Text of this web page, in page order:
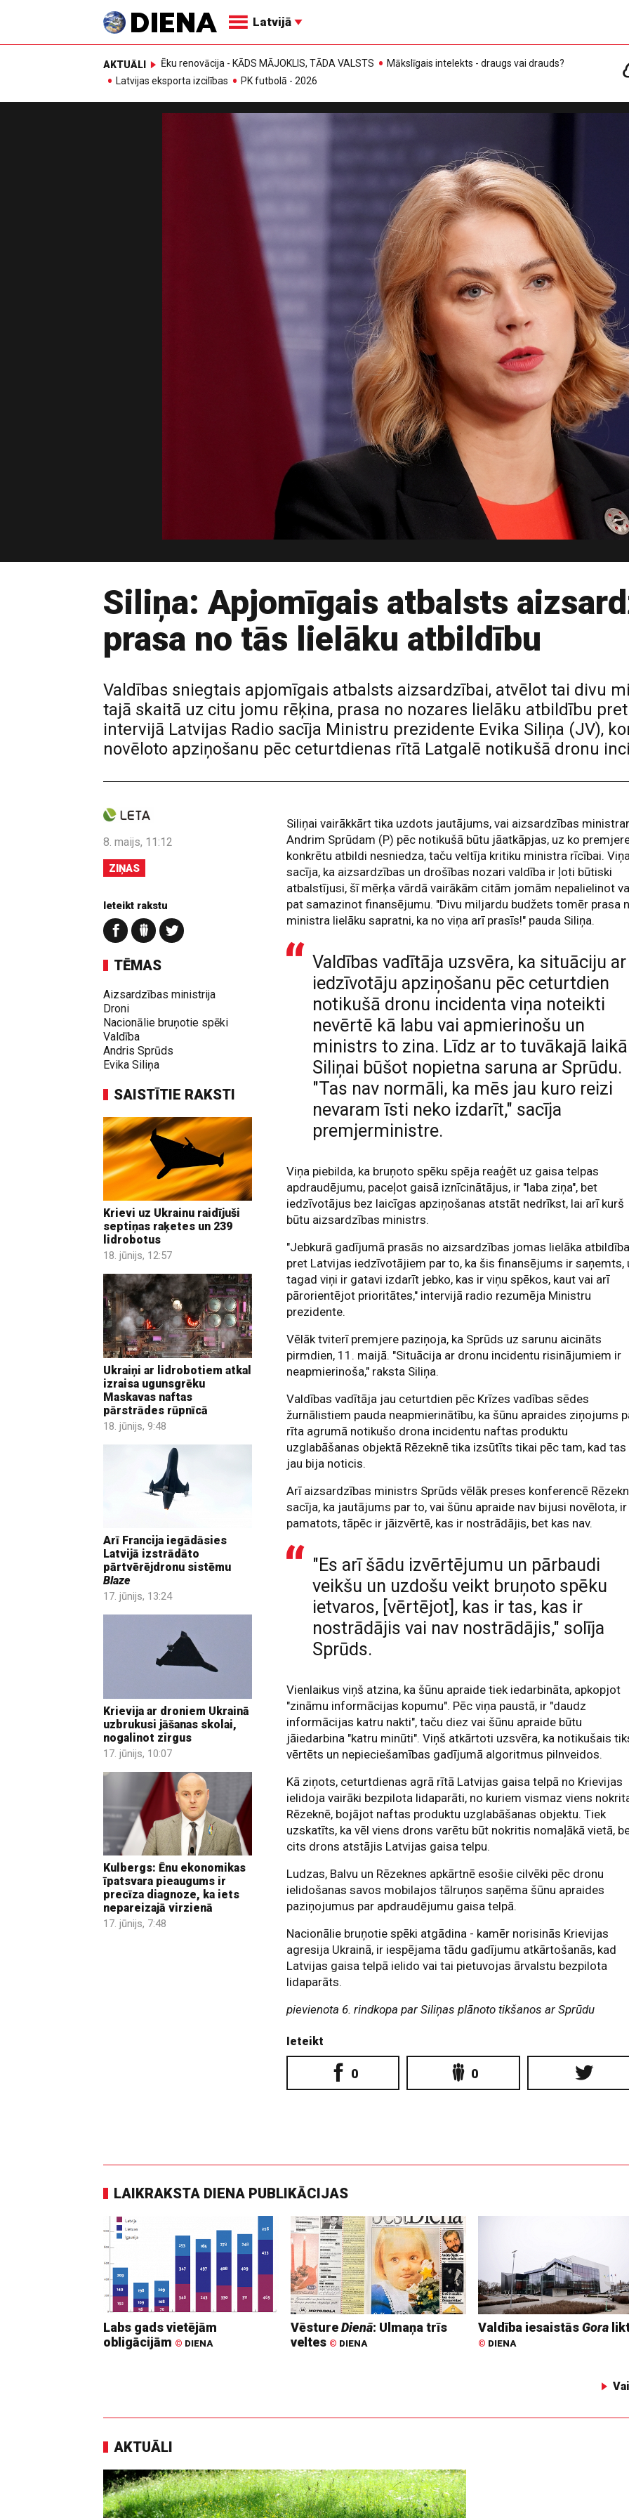
Latvijā
AKTUĀLI Ēku renovācija - KĀDS MĀJOKLIS, TĀDA VALSTS
Mākslīgais intelekts - draugs vai drauds?
Latvijas eksporta izcilības
PK futbolā - 2026
Siliņa: Apjomīgais atbalsts
prasa no tās lielāku atbildību
Valdības sniegtais apjomīgais atbalsts aizsardzībai, atvēlot tai divu
tajā skaitā uz citu jomu rēķina, prasa no nozares lielāku atbildību
intervijā Latvijas Radio sacīja Ministru prezidente Evika Siliņa (JV),
novēloto apziņošanu pēc ceturtdienas rītā Latgalē notikušā dronu
8. maijs, 11:12
ZIŅAS
Ieteikt rakstu
TĒMAS
Aizsardzības ministrija
Droni
Nacionālie bruņotie spēki
Valdība
Andris Sprūds
Evika Siliņa
SAISTĪTIE RAKSTI
Krievi uz Ukrainu raidījuši
septiņas raķetes un 239
lidrobotus
18. jūnijs, 12:57
Ukraiņi ar lidrobotiem atkal
izraisa ugunsgrēku
Maskavas naftas
pārstrādes rūpnīcā
18. jūnijs, 9:48
Arī Francija iegādāsies
Latvijā izstrādāto
pārtvērējdronu sistēmu
Blaze
17. jūnijs, 13:24
Krievija ar droniem Ukrainā
uzbrukusi jāšanas skolai,
nogalinot zirgus
17. jūnijs, 10:07
Kulbergs: Ēnu ekonomikas
īpatsvara pieaugums ir
precīza diagnoze, ka iets
nepareizajā virzienā
17. jūnijs, 7:48
Siliņai vairākkārt tika uzdots jautājums, vai aizsardzības
Andrim Sprūdam (P) pēc notikušā būtu jāatkāpjas, uz ko
konkrētu atbildi nesniedza, taču veltīja kritiku ministra rīcībai.
sacīja, ka aizsardzības un drošības nozari valdība ir ļoti būtiski
atbalstījusi, šī mērķa vārdā vairākām citām jomām nepalielinot
pat samazinot finansējumu. "Divu miljardu budžets tomēr prasa
ministra lielāku sapratni, ka no viņa arī prasīs!" pauda Siliņa.
Valdības vadītāja uzsvēra, ka situāciju ar
iedzīvotāju apziņošanu pēc ceturtdien
notikušā dronu incidenta viņa noteikti
nevērtē kā labu vai apmierinošu un
ministrs to zina. Līdz ar to tuvākajā laikā
Siliņai būšot nopietna saruna ar Sprūdu.
"Tas nav normāli, ka mēs jau kuro reizi
nevaram īsti neko izdarīt," sacīja
premjerministre.
Viņa piebilda, ka bruņoto spēku spēja reaģēt uz gaisa telpas
apdraudējumu, paceļot gaisā iznīcinātājus, ir "laba ziņa", bet
iedzīvotājus bez laicīgas apziņošanas atstāt nedrīkst, lai arī kurš
būtu aizsardzības ministrs.
"Jebkurā gadījumā prasās no aizsardzības jomas lielāka atbildība
pret Latvijas iedzīvotājiem par to, ka šis finansējums ir saņemts,
tagad viņi ir gatavi izdarīt jebko, kas ir viņu spēkos, kaut vai arī
pārorientējot prioritātes," intervijā radio rezumēja Ministru
prezidente.
Vēlāk tviterī premjere paziņoja, ka Sprūds uz sarunu aicināts
pirmdien, 11. maijā. "Situācija ar dronu incidentu risinājumiem ir
neapmierinoša," raksta Siliņa.
Valdības vadītāja jau ceturtdien pēc Krīzes vadības sēdes
žurnālistiem pauda neapmierinātību, ka šūnu apraides ziņojums
rīta agrumā notikušo drona incidentu naftas produktu
uzglabāšanas objektā Rēzeknē tika izsūtīts tikai pēc tam, kad tas
jau bija noticis.
Arī aizsardzības ministrs Sprūds vēlāk preses konferencē
sacīja, ka jautājums par to, vai šūnu apraide nav bijusi novēlota, ir
pamatots, tāpēc ir jāizvērtē, kas ir nostrādājis, bet kas nav.
"Es arī šādu izvērtējumu un pārbaudi
veikšu un uzdošu veikt bruņoto spēku
ietvaros, [vērtējot], kas ir tas, kas ir
nostrādājis vai nav nostrādājis," solīja
Sprūds.
Vienlaikus viņš atzina, ka šūnu apraide tiek iedarbināta, apkopjot
"zināmu informācijas kopumu". Pēc viņa paustā, ir "daudz
informācijas katru nakti", taču diez vai šūnu apraide būtu
jāiedarbina "katru minūti". Viņš atkārtoti uzsvēra, ka notikušais
vērtēts un nepieciešamības gadījumā algoritmus pilnveidos.
Kā ziņots, ceturtdienas agrā rītā Latvijas gaisa telpā no Krievijas
ielidoja vairāki bezpilota lidaparāti, no kuriem vismaz viens
Rēzeknē, bojājot naftas produktu uzglabāšanas objektu. Tiek
uzskatīts, ka vēl viens drons varētu būt nokritis nomaļākā vietā,
cits drons atstājis Latvijas gaisa telpu.
Ludzas, Balvu un Rēzeknes apkārtnē esošie cilvēki pēc dronu
ielidošanas savos mobilajos tālruņos saņēma šūnu apraides
paziņojumus par apdraudējumu gaisa telpā.
Nacionālie bruņotie spēki atgādina - kamēr norisinās Krievijas
agresija Ukrainā, ir iespējama tādu gadījumu atkārtošanās, kad
Latvijas gaisa telpā ielido vai tai pietuvojas ārvalstu bezpilota
lidaparāts.
pievienota 6. rindkopa par Siliņas plānoto tikšanos ar Sprūdu
Ieteikt
0 0
LAIKRAKSTA DIENA PUBLIKĀCIJAS
Labs gads vietējām
obligācijām © DIENA
VēstureDienā: Ulmaņa trīs
veltes © DIENA
Valdība iesaistāsGora
© DIENA
AKTUĀLI